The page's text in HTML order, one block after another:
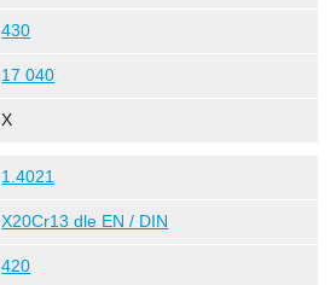
430
17 040
X
1.4021
X20Cr13 dle EN / DIN
420